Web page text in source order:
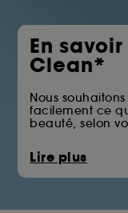
En
Clean*
Nous
facilement ce
beauté, selon
La pastille
d’identifier les
ingrédients
Lire plus